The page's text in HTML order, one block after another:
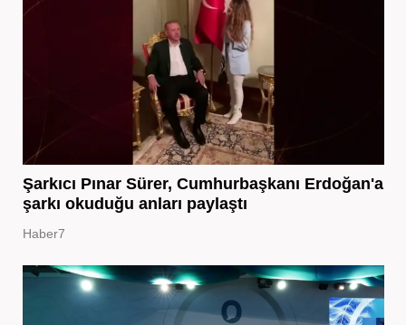
Şarkıcı Pınar Sürer, Cumhurbaşkanı Erdoğan'a
şarkı okuduğu anları paylaştı
Haber7